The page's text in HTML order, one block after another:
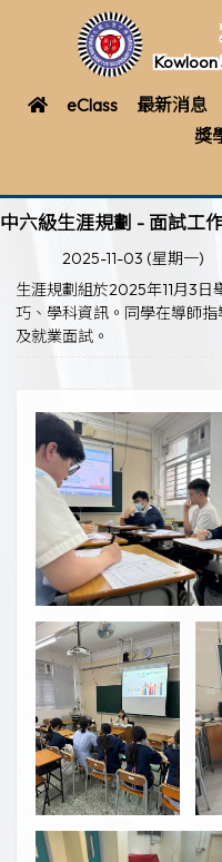
Kowloon
eClass 最新消息
獎
中六級生涯規劃 - 面試工
2025-11-03 (星期一)
生涯規劃組於2025年11月3
巧、學科資訊。同學在導師
及就業面試。